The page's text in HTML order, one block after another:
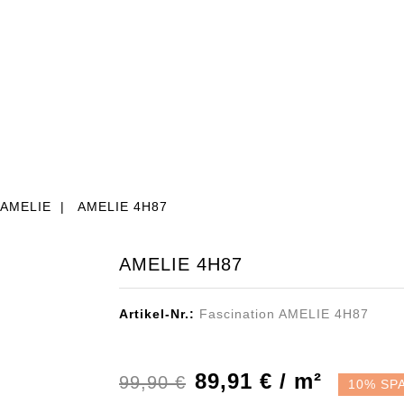
AMELIE AMELIE 4H87
AMELIE 4H87
Artikel-Nr.: Fascination AMELIE 4H87
99,90 € 89,91 € / m² 10%